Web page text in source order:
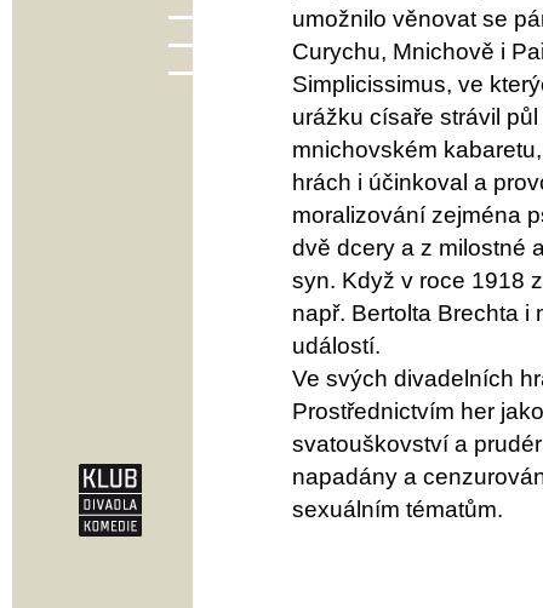
umožnilo věnovat se
Curychu, Mnichově i
Simplicissimus, ve
urážku císaře strávil
mnichovském
hrách i účinkoval a
moralizování zejména
dvě dcery a z milostné
syn. Když v roce 1918
např. Bertolta Brechta
událostí.
Ve svých divadelních
Prostřednictvím her
svatouškovství a
napadány a
sexuálním tématům.